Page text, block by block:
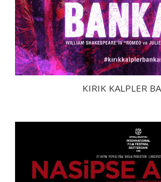
KIRIK KALPLER